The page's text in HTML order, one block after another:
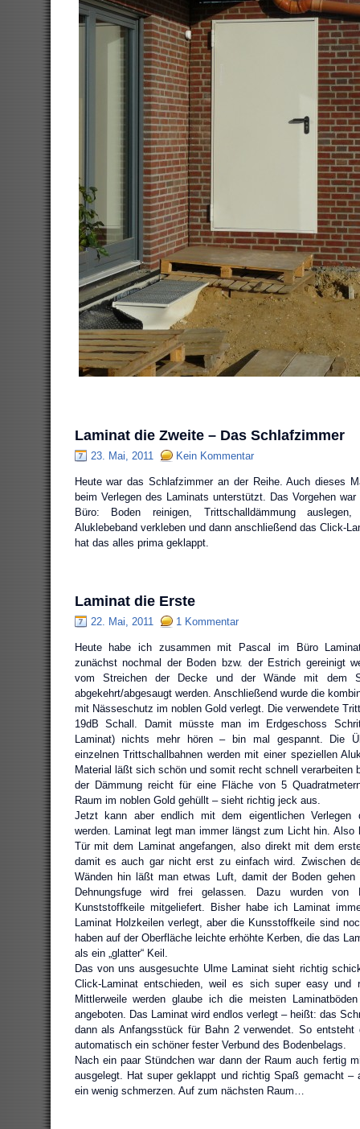
Laminat die Zweite – Das Schlafzimmer
23. Mai, 2011 Kein Kommentar
Heute war das Schlafzimmer an der Reihe. Auch dieses
beim Verlegen des Laminats unterstützt. Das Vorgehen
Büro: Boden reinigen, Trittschalldämmung
Aluklebeband verkleben und dann anschließend das Click-
hat das alles prima geklappt.
Laminat die Erste
22. Mai, 2011 1 Kommentar
Heute habe ich zusammen mit Pascal im Büro
zunächst nochmal der Boden bzw. der Estrich gereinigt
vom Streichen der Decke und der Wände mit dem
abgekehrt/abgesaugt werden. Anschließend wurde die
mit Nässeschutz im noblen Gold verlegt. Die verwendete
19dB Schall. Damit müsste man im Erdgeschoss
Laminat) nichts mehr hören – bin mal gespannt. Die
einzelnen Trittschallbahnen werden mit einer speziellen
Material läßt sich schön und somit recht schnell verarbeiten
der Dämmung reicht für eine Fläche von 5
Raum im noblen Gold gehüllt – sieht richtig jeck aus.
Jetzt kann aber endlich mit dem eigentlichen Verlegen
werden. Laminat legt man immer längst zum Licht hin. Also
Tür mit dem Laminat angefangen, also direkt mit dem
damit es auch gar nicht erst zu einfach wird. Zwischen
Wänden hin läßt man etwas Luft, damit der Boden gehen
Dehnungsfuge wird frei gelassen. Dazu wurden von
Kunststoffkeile mitgeliefert. Bisher habe ich Laminat
Laminat Holzkeilen verlegt, aber die Kunsstoffkeile sind
haben auf der Oberfläche leichte erhöhte Kerben, die das
als ein „glatter“ Keil.
Das von uns ausgesuchte Ulme Laminat sieht richtig
Click-Laminat entschieden, weil es sich super easy und
Mittlerweile werden glaube ich die meisten
angeboten. Das Laminat wird endlos verlegt – heißt: das
dann als Anfangsstück für Bahn 2 verwendet. So entsteht
automatisch ein schöner fester Verbund des Bodenbelags.
Nach ein paar Stündchen war dann der Raum auch fertig
ausgelegt. Hat super geklappt und richtig Spaß gemacht –
ein wenig schmerzen. Auf zum nächsten Raum…